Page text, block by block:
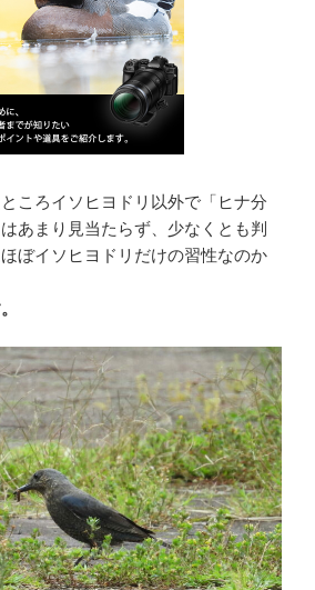
ころイソヒヨドリ以外で「ヒナ分
あまり見当たらず、少なくとも判
ぼイソヒヨドリだけの習性なのか